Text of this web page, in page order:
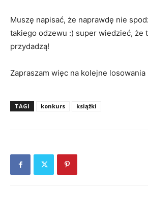
Muszę napisać, że naprawdę nie
takiego odzewu :) super wiedzieć, że
przydadzą!
Zapraszam więc na kolejne losowania
TAGI konkurs książki